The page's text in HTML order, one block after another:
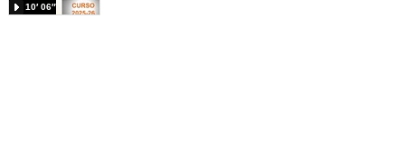
10′ 06″